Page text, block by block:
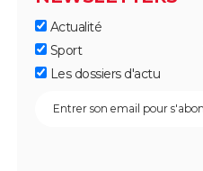
Actualité
Sport
Les dossiers d'actu